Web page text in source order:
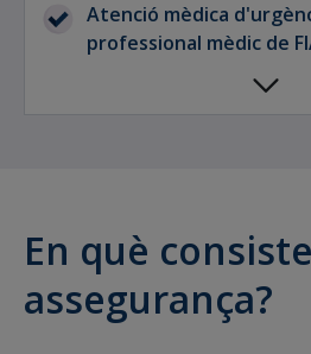
Atenció mèdica
professional mèdic de
domicili per atendre't
En què
assegurança?